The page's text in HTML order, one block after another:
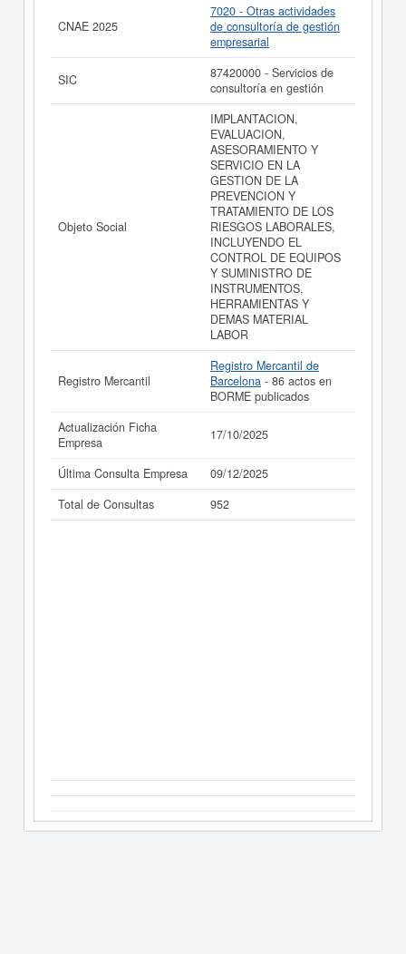
86 actos en el BORME y se dió de alta en el Registro
Mercantil de Barcelona.
Si está interesado en conocer más datos de la empresa
TECNOLOGIA EN PREVENCION S.L. (EXTINGUIDA)
puede
acceder inmediatamente a este Informe ampliado
de TECNOLOGIA EN PREVENCION S.L.
(EXTINGUIDA) y consultar los resultados de sus años
de actividad, así como los balances y cuentas de
resultados disponibles.
La última actualización del informe de empresa se ha
realizado el 17/10/2025.
CNAE 2025
7020 - Otras actividades
de consultoría de gestión
empresarial
SIC
87420000 - Servicios de
consultoría en gestión
Objeto Social
IMPLANTACION,
EVALUACION,
ASESORAMIENTO Y
SERVICIO EN LA
GESTION DE LA
PREVENCION Y
TRATAMIENTO DE LOS
RIESGOS LABORALES,
INCLUYENDO EL
CONTROL DE EQUIPOS
Y SUMINISTRO DE
INSTRUMENTOS,
HERRAMIENTAS Y
DEMAS MATERIAL
LABOR
Registro Mercantil
Registro Mercantil de
Barcelona - 86 actos en
BORME publicados
Actualización Ficha
Empresa
17/10/2025
Última Consulta Empresa
09/12/2025
Total de Consultas
952